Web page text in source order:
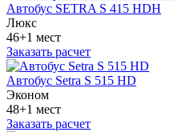
Автобус SETRA S 415 HDH
Люкс
46+1 мест
Заказать расчет
Автобус Setra S 515 HD
Эконом
48+1 мест
Заказать расчет